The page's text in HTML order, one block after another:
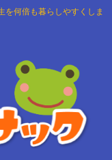
を何倍も暮らしやすくしま